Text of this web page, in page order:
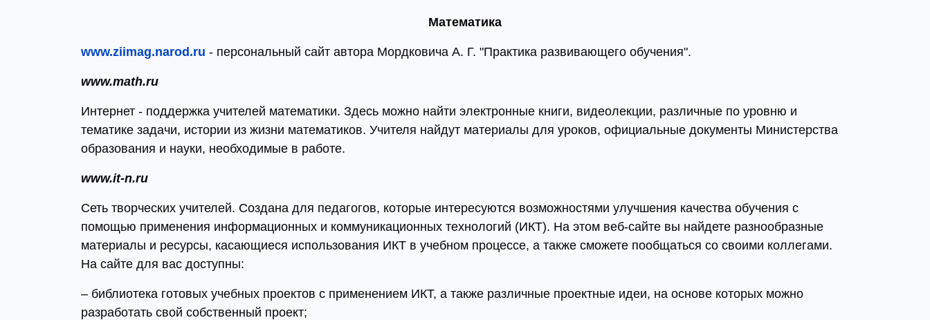
Математика
www.ziimag.narod.ru - персональный сайт автора Мордковича А. Г. "Практика развивающего обучения".
www.math.ru
Интернет - поддержка учителей математики. Здесь можно найти электронные книги, видеолекции, различные по уровню и
тематике задачи, истории из жизни математиков. Учителя найдут материалы для уроков, официальные документы Министерства
образования и науки, необходимые в работе.
www.it-n.ru
Сеть творческих учителей. Создана для педагогов, которые интересуются возможностями улучшения качества обучения с
помощью применения информационных и коммуникационных технологий (ИКТ). На этом веб-сайте вы найдете разнообразные
материалы и ресурсы, касающиеся использования ИКТ в учебном процессе, а также сможете пообщаться со своими коллегами.
На сайте для вас доступны:
– библиотека готовых учебных проектов с применением ИКТ, а также различные проектные идеи, на основе которых можно
разработать свой собственный проект;